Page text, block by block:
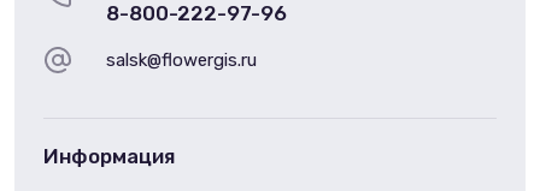
8-800-222-97-96
salsk@flowergis.ru
Информация